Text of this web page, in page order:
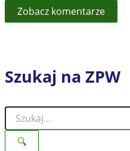
Zobacz komentarze
Szukaj na ZPW
S
u
🔍